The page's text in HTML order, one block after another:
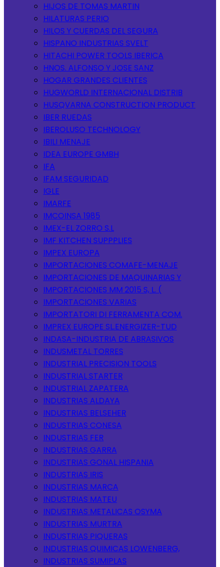
HIJOS DE TOMAS MARTIN
HILATURAS PERIO
HILOS Y CUERDAS DEL SEGURA
HISPANO INDUSTRIAS SVELT
HITACHI POWER TOOLS IBERICA
HNOS. ALFONSO Y JOSE SANZ
HOGAR GRANDES CLIENTES
HUGWORLD INTERNACIONAL DISTRIB
HUSQVARNA CONSTRUCTION PRODUCT
IBER RUEDAS
IBEROLUSO TECHNOLOGY
IBILI MENAJE
IDEA EUROPE GMBH
IFA
IFAM SEGURIDAD
IGLE
IMARFE
IMCOINSA 1985
IMEX-EL ZORRO S.L
IMF KITCHEN SUPPPLIES
IMPEX EUROPA
IMPORTACIONES COMAFE-MENAJE
IMPORTACIONES DE MAQUINARIAS Y
IMPORTACIONES MM 2015 S, L. (
IMPORTACIONES VARIAS
IMPORTATORI DI FERRAMENTA COM.
IMPREX EUROPE SL.ENERGIZER-TUD
INDASA-INDUSTRIA DE ABRASIVOS
INDUSMETAL TORRES
INDUSTRIAL PRECISION TOOLS
INDUSTRIAL STARTER
INDUSTRIAL ZAPATERA
INDUSTRIAS ALDAYA
INDUSTRIAS BELSEHER
INDUSTRIAS CONESA
INDUSTRIAS FER
INDUSTRIAS GARRA
INDUSTRIAS GONAL HISPANIA
INDUSTRIAS IRIS
INDUSTRIAS MARCA
INDUSTRIAS MATEU
INDUSTRIAS METALICAS OSYMA
INDUSTRIAS MURTRA
INDUSTRIAS PIQUERAS
INDUSTRIAS QUIMICAS LOWENBERG,
INDUSTRIAS SUMIPLAS